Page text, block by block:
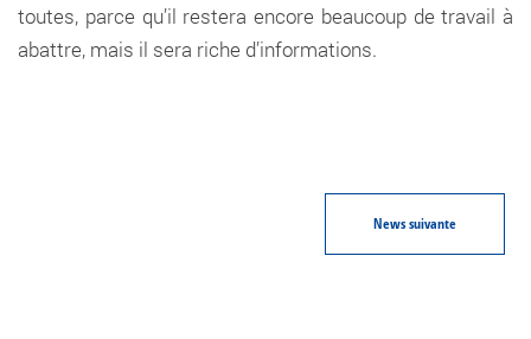
toutes, parce qu’il restera encore beaucoup de travail à
abattre, mais il sera riche d’informations.
Newssuivante